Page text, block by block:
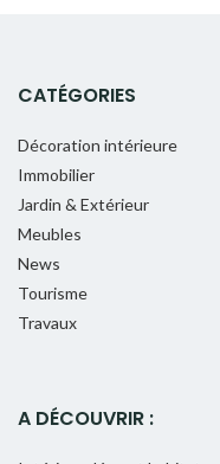
CATÉGORIES
Décoration intérieure
Immobilier
Jardin & Extérieur
Meubles
News
Tourisme
Travaux
A DÉCOUVRIR :